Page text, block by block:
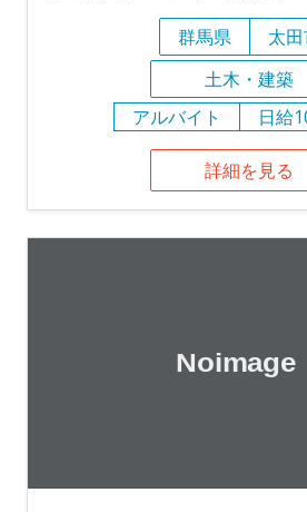
群馬県
太
土木・建築
アルバイト
日給
詳細を見る